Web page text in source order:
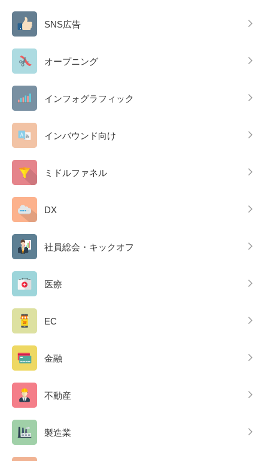
SNS広告
オープニング
インフォグラフィック
インバウンド向け
ミドルファネル
DX
社員総会・キックオフ
医療
EC
金融
不動産
製造業